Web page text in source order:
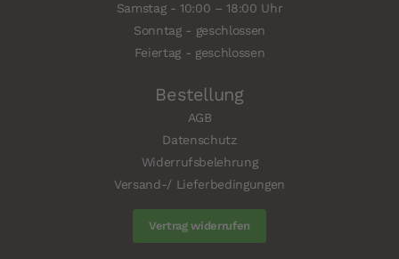
Samstag - 10:00 – 18:00 Uhr
Sonntag - geschlossen
Feiertag - geschlossen
Bestellung
AGB
Datenschutz
Widerrufsbelehrung
Versand-/ Lieferbedingungen
Vertrag widerrufen